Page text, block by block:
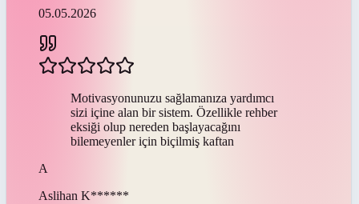
05.05.2026
Motivasyonunuzu sağlamanıza yardımcı
sizi içine alan bir sistem. Özellikle rehber
eksiği olup nereden başlayacağını
bilemeyenler için biçilmiş kaftan
A
Aslihan K******